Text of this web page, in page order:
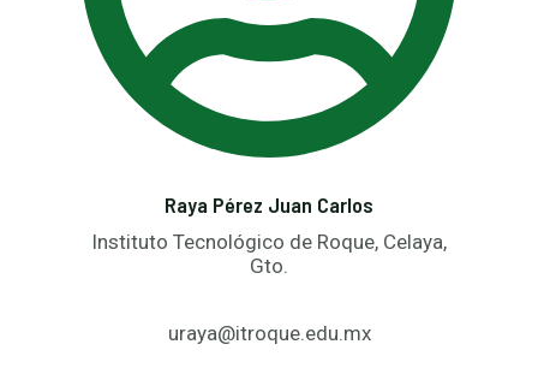
Raya Pérez Juan Carlos
Instituto Tecnológico de Roque, Celaya,
Gto.
uraya@itroque.edu.mx